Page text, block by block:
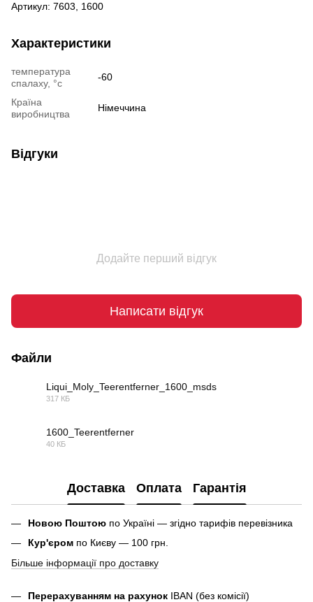
Артикул: 7603, 1600
Характеристики
температура
спалаху, °c
-60
Країна
виробництва
Німеччина
Відгуки
Додайте перший відгук
Написати відгук
Файли
Liqui_Moly_Teerentferner_1600_msds
317 КБ
1600_Teerentferner
40 КБ
Доставка Оплата Гарантія
Новою Поштою по Україні — згідно тарифів перевізника
Кур'єром по Києву — 100 грн.
Більше інформації про доставку
Перерахуванням на рахунок IBAN (без комісії)